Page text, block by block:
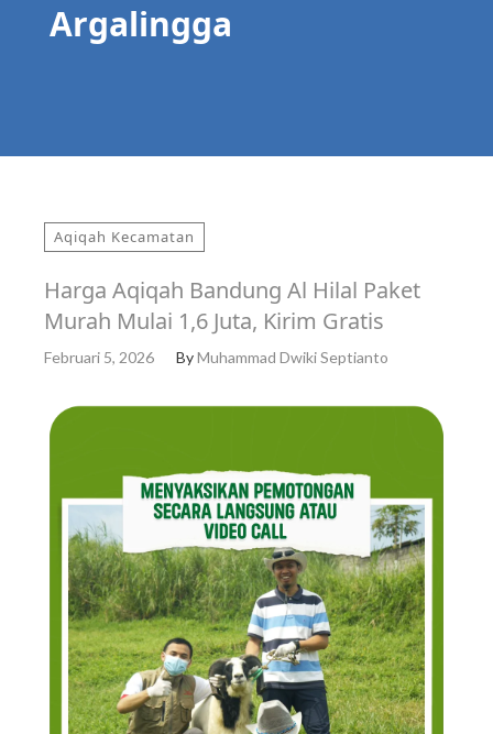
Argalingga
Aqiqah Kecamatan
Harga Aqiqah Bandung Al Hilal Paket
Murah Mulai 1,6 Juta, Kirim Gratis
Februari 5, 2026 ByMuhammad Dwiki Septianto